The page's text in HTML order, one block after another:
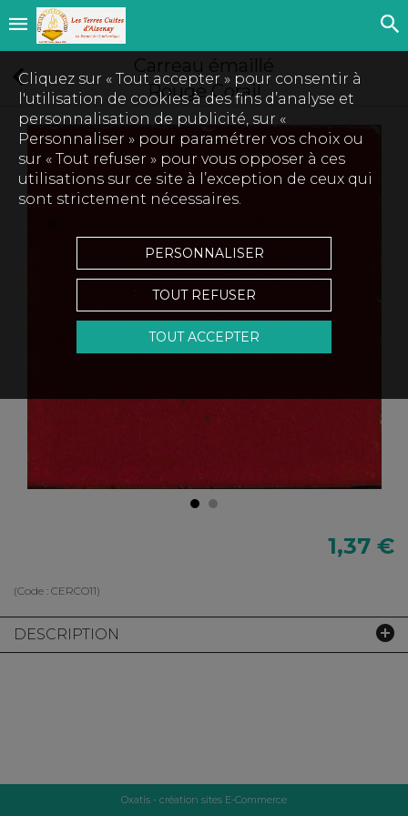
Rouge Corail
1,37 €
(Code : CERCO11)
DESCRIPTION
Cliquez sur « Tout accepter » pour consentir à
l'utilisation de cookies à des fins d’analyse et
personnalisation de publicité, sur «
Personnaliser » pour paramétrer vos choix ou
sur « Tout refuser » pour vous opposer à ces
utilisations sur ce site à l’exception de ceux qui
sont strictement nécessaires.
PERSONNALISER
TOUT REFUSER
TOUT ACCEPTER
Oxatis - création sites E-Commerce